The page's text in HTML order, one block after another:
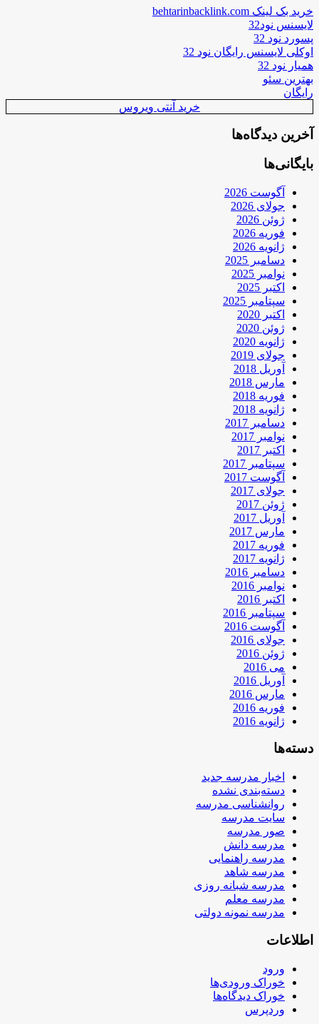
خرید بک لینک behtarinbacklink.com
لایسنس نود32
پسورد نود 32
اوکلی لایسنس رایگان نود 32
همیار نود 32
بهترین سئو
رایگان
خرید آنتی ویروس
آخرین دیدگاه‌ها
بایگانی‌ها
آگوست 2026
جولای 2026
ژوئن 2026
فوریه 2026
ژانویه 2026
دسامبر 2025
نوامبر 2025
اکتبر 2025
سپتامبر 2025
اکتبر 2020
ژوئن 2020
ژانویه 2020
جولای 2019
آوریل 2018
مارس 2018
فوریه 2018
ژانویه 2018
دسامبر 2017
نوامبر 2017
اکتبر 2017
سپتامبر 2017
آگوست 2017
جولای 2017
ژوئن 2017
آوریل 2017
مارس 2017
فوریه 2017
ژانویه 2017
دسامبر 2016
نوامبر 2016
اکتبر 2016
سپتامبر 2016
آگوست 2016
جولای 2016
ژوئن 2016
می 2016
آوریل 2016
مارس 2016
فوریه 2016
ژانویه 2016
دسته‌ها
اخبار مدرسه جدید
دسته‌بندی نشده
روانشناسی مدرسه
سایت مدرسه
صور مدرسه
مدرسه دانش
مدرسه راهنمایی
مدرسه شاهد
مدرسه شبانه روزی
مدرسه معلم
مدرسه نمونه دولتی
اطلاعات
ورود
خوراک ورودی‌ها
خوراک دیدگاه‌ها
وردپرس